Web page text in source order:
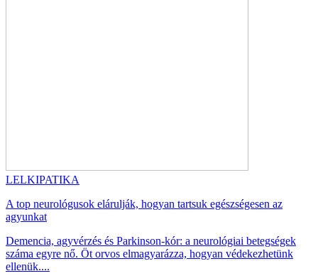
LELKIPATIKA
A top neurológusok elárulják, hogyan tartsuk egészségesen az
agyunkat
Demencia, agyvérzés és Parkinson-kór: a neurológiai betegségek
száma egyre nő. Öt orvos elmagyarázza, hogyan védekezhetünk
ellenük....